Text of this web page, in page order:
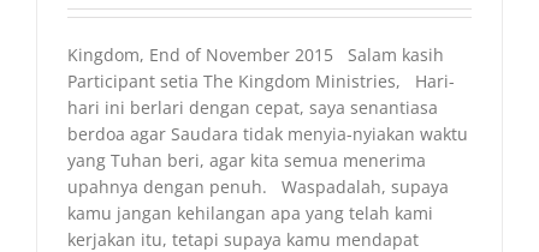
Kingdom, End of November 2015 Salam kasih
Participant setia The Kingdom Ministries, Hari-
hari ini berlari dengan cepat, saya senantiasa
berdoa agar Saudara tidak menyia-nyiakan waktu
yang Tuhan beri, agar kita semua menerima
upahnya dengan penuh. Waspadalah, supaya
kamu jangan kehilangan apa yang telah kami
kerjakan itu, tetapi supaya kamu mendapat